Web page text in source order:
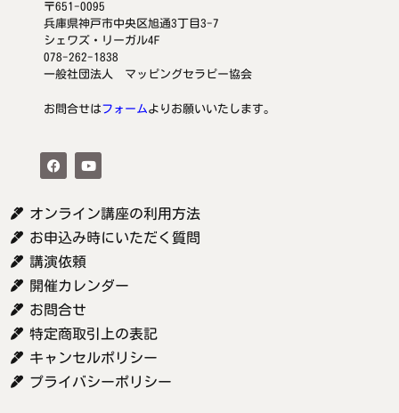
〒651-0095
兵庫県神戸市中央区旭通3丁目3-7
シェワズ・リーガル4F
078-262-1838
一般社団法人 マッピングセラピー協会
お問合せはフォームよりお願いいたします。
オンライン講座の利用方法
お申込み時にいただく質問
講演依頼
開催カレンダー
お問合せ
特定商取引上の表記
キャンセルポリシー
プライバシーポリシー